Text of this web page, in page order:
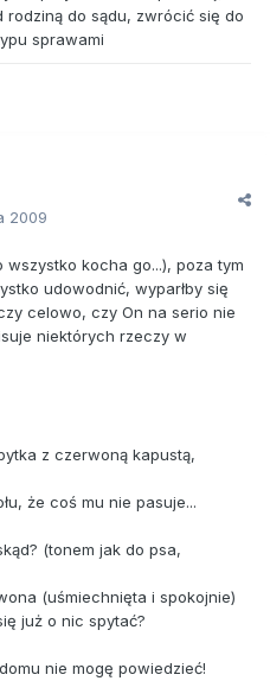
do sądu, zwrócić się do
sprawami
2009
kocha go...), poza tym
udowodnić, wyparłby się
celowo, czy On na serio nie
niektórych rzeczy w
z czerwoną kapustą,
że coś mu nie pasuje...
(tonem jak do psa,
(uśmiechnięta i spokojnie)
już o nic spytać?
nie mogę powiedzieć!